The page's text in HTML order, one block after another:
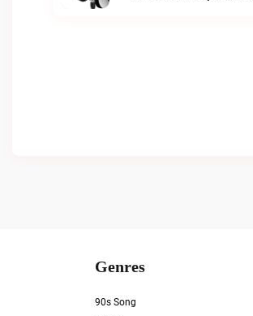
Genres
90s Song